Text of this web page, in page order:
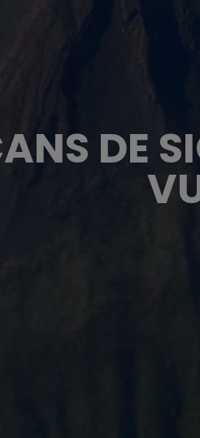
DE